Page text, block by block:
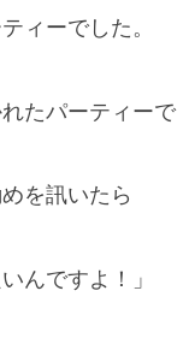
ィーでした。
たパーティーで
を訊いたら
んですよ！」